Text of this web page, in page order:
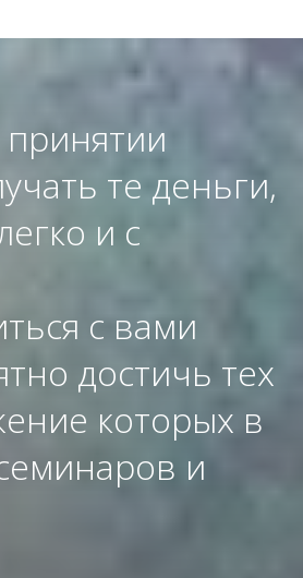
те деньги,
и с
с вами
достичь тех
которых в
и